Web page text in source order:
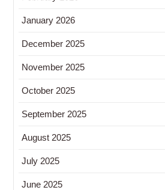
January 2026
December 2025
November 2025
October 2025
September 2025
August 2025
July 2025
June 2025